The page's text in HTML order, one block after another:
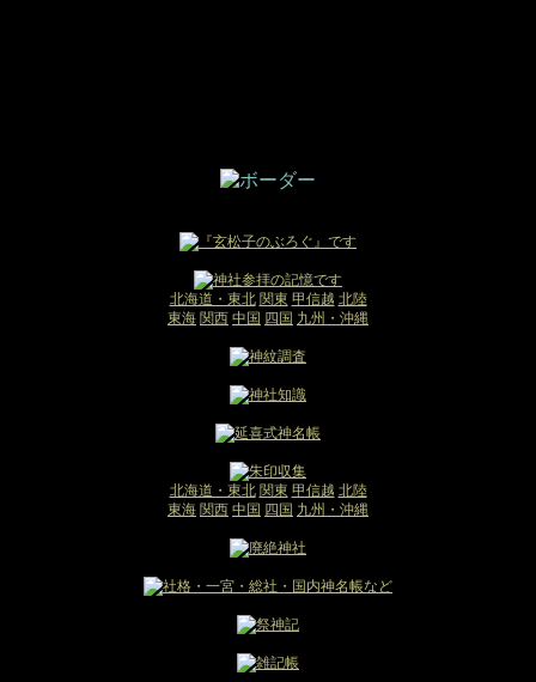
北海道・東北 関東 甲信越 北陸
東海 関西 中国 四国 九州・沖縄
北海道・東北 関東 甲信越 北陸
東海 関西 中国 四国 九州・沖縄